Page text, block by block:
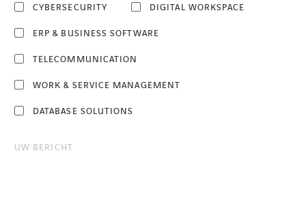
CYBERSECURITY DIGITAL WORKSPACE
ERP & BUSINESS SOFTWARE
TELECOMMUNICATION
WORK & SERVICE MANAGEMENT
DATABASE SOLUTIONS